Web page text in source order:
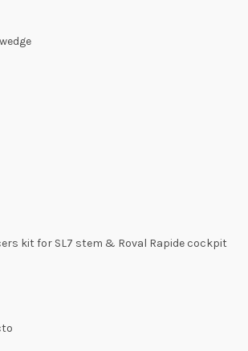
kit for SL7 stem & Roval Rapide cockpit